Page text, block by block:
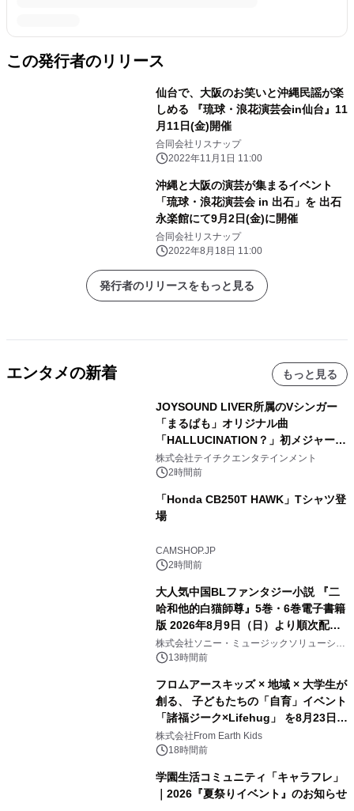
この発行者のリリース
仙台で、大阪のお笑いと沖縄民謡が楽
しめる 『琉球・浪花演芸会in仙台』11
月11日(金)開催
合同会社リスナップ
2022年11月1日 11:00
沖縄と大阪の演芸が集まるイベント
「琉球・浪花演芸会 in 出石」を 出石
永楽館にて9月2日(金)に開催
合同会社リスナップ
2022年8月18日 11:00
発行者のリリースをもっと見る
エンタメの新着 もっと見る
JOYSOUND LIVER所属のVシンガー
「まるぱも」オリジナル曲
「HALLUCINATION？」初メジャー配
信リリース決定！
株式会社テイチクエンタテインメント
2時間前
「Honda CB250T HAWK」Tシャツ登
場
CAMSHOP.JP
2時間前
大人気中国BLファンタジー小説 『二
哈和他的白猫師尊』5巻・6巻電子書籍
版 2026年8月9日（日）より順次配信
開始
株式会社ソニー・ミュージックソリューショ
ンズ13時間前
フロムアースキッズ × 地域 × 大学生が
創る、 子どもたちの「自育」イベント
「諸福ジーク×Lifehug」 を8月23日
(日)開催
株式会社From Earth Kids
18時間前
学園生活コミュニティ「キャラフレ」
｜2026『夏祭りイベント』のお知らせ